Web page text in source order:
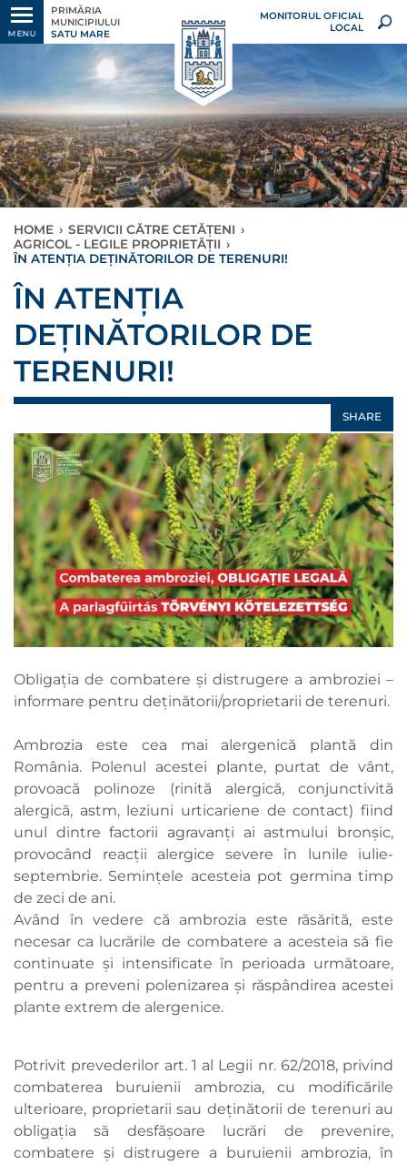
MENU
PRIMĂRIA
MUNICIPIULUI
SATU MARE
MONITORUL OFICIAL
LOCAL
HOME › SERVICII CĂTRE CETĂȚENI ›
AGRICOL - LEGILE PROPRIETĂȚII ›
ÎN ATENȚIA DEȚINĂTORILOR DE TERENURI!
ÎN ATENȚIA
DEȚINĂTORILOR DE
TERENURI!
SHARE
Obligația de combatere și distrugere a ambroziei –
informare pentru deținătorii/proprietarii de terenuri.
Ambrozia este cea mai alergenică plantă din
România. Polenul acestei plante, purtat de vânt,
provoacă polinoze (rinită alergică, conjunctivită
alergică, astm, leziuni urticariene de contact) fiind
unul dintre factorii agravanți ai astmului bronșic,
provocând reacții alergice severe în lunile iulie-
septembrie. Semințele acesteia pot germina timp
de zeci de ani.
Având în vedere că ambrozia este răsărită, este
necesar ca lucrările de combatere a acesteia să fie
continuate și intensificate în perioada următoare,
pentru a preveni polenizarea și răspândirea acestei
plante extrem de alergenice.
Potrivit prevederilor art. 1 al Legii nr. 62/2018, privind
combaterea buruienii ambrozia, cu modificările
ulterioare, proprietarii sau deținătorii de terenuri au
obligația să desfășoare lucrări de prevenire,
combatere și distrugere a buruienii ambrozia, în